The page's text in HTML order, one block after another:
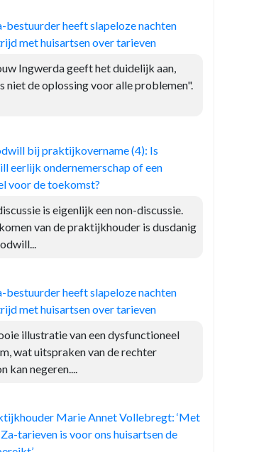
bestuurder heeft slapeloze nachten
met huisartsen over tarieven
Ingwerda geeft het duidelijk aan,
niet de oplossing voor alle problemen".
bij praktijkovername (4): Is
eerlijk ondernemerschap of een
voor de toekomst?
is eigenlijk een non-discussie.
van de praktijkhouder is dusdanig
bestuurder heeft slapeloze nachten
met huisartsen over tarieven
illustratie van een dysfunctioneel
wat uitspraken van de rechter
kan negeren....
Marie Annet Vollebregt: ‘Met
tarieven is voor ons huisartsen de